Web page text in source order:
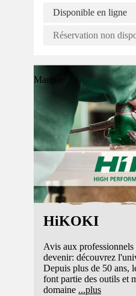
Disponible en ligne
Réservation non
Marque
HiKOKI
Avis aux
devenir: découvrez
Depuis plus de 50 ans,
font partie des outils et
domaine ...plus